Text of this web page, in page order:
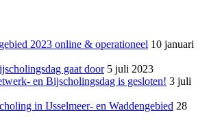
2023 online & operationeel 10 januari
gaat door 5 juli 2023
en Bijscholingsdag is gesloten! 3 juli
in IJsselmeer- en Waddengebied 28